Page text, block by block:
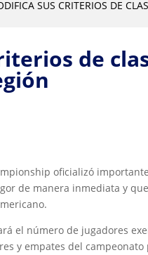
SUS CRITERIOS DE
de
oficializó
de manera inmediata y
el número de jugadores
y empates del